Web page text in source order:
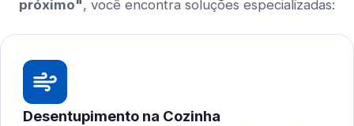
próximo", você encontra soluções especializadas:
Desentupimento na Cozinha